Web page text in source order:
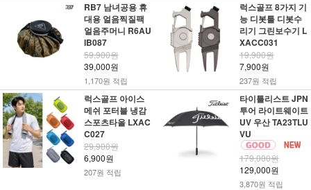
RB7 남녀공용 휴
대용 얼음찍질팩
얼음주머니 R6AU
IB087
59,900원
39,000원
1,170원 적립
럭스골프 8가지 기
능 디봇툴 디봇수
리기 그린보수기 L
XACC031
19,900원
7,900원
237원 적립
럭스골프 아이스
메쉬 포터블 냉감
스포츠타올 LXAC
C027
29,900원
6,900원
207원 적립
타이틀리스트 JPN
투어 라이트웨이트
UV 우산 TA23TLU
VU
179,000원
129,000원
3,870원 적립